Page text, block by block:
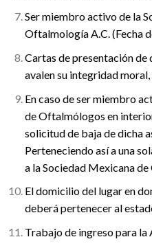
Ser miembro activo de la
Oftalmología A.C. (Fecha
Cartas de presentación de
avalen su integridad
En caso de ser miembro
de Oftalmólogos en
solicitud de baja de dicha
Perteneciendo así a una
a la Sociedad Mexicana
El domicilio del lugar en
deberá pertenecer al
Trabajo de ingreso para la